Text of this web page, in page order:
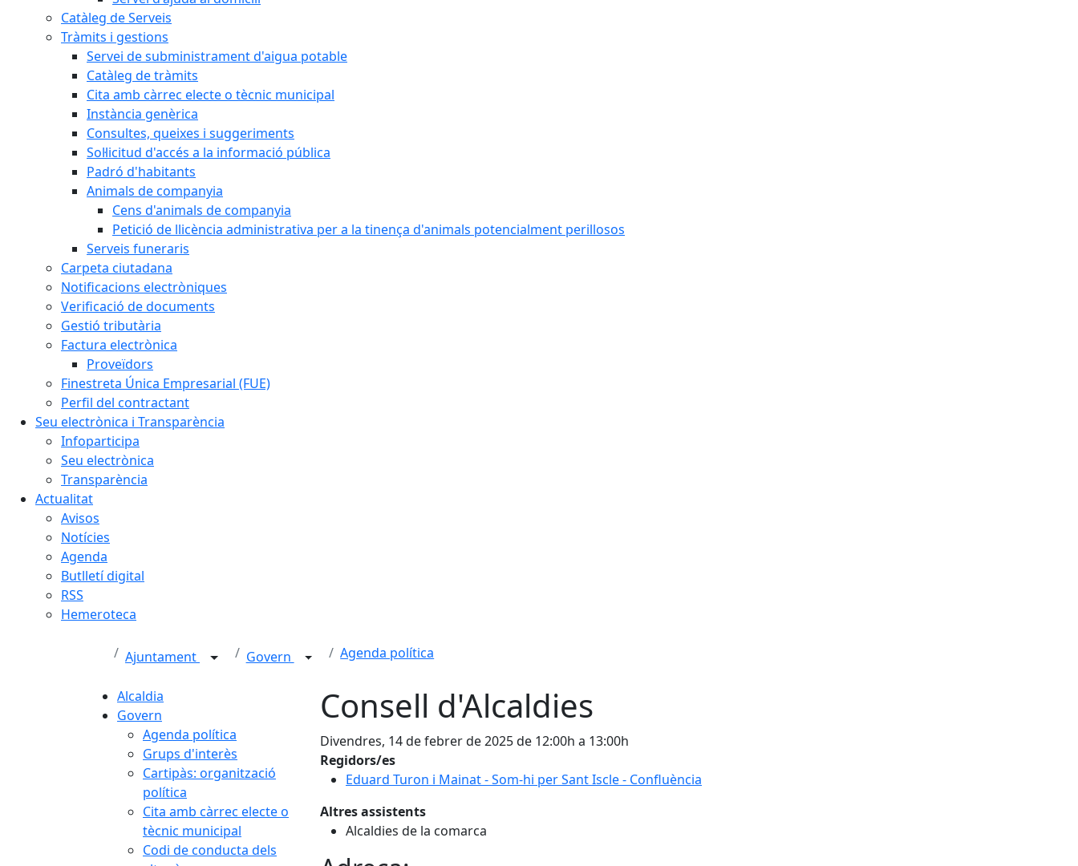
Catàleg de Serveis
Tràmits i gestions
Servei de subministrament d'aigua potable
Catàleg de tràmits
Cita amb càrrec electe o tècnic municipal
Instància genèrica
Consultes, queixes i suggeriments
Sol·licitud d'accés a la informació pública
Padró d'habitants
Animals de companyia
Cens d'animals de companyia
Petició de llicència administrativa per a la tinença d'animals potencialment perillosos
Serveis funeraris
Carpeta ciutadana
Notificacions electròniques
Verificació de documents
Gestió tributària
Factura electrònica
Proveïdors
Finestreta Única Empresarial (FUE)
Perfil del contractant
Seu electrònica i Transparència
Infoparticipa
Seu electrònica
Transparència
Actualitat
Avisos
Notícies
Agenda
Butlletí digital
RSS
Hemeroteca
Ajuntament Govern Agenda política
Alcaldia
Govern
Agenda política
Grups d'interès
Cartipàs: organització
política
Cita amb càrrec electe o
tècnic municipal
Codi de conducta dels
Consell d'Alcaldies
Divendres, 14 de febrer de 2025 de 12:00h a 13:00h
Regidors/es
Eduard Turon i Mainat - Som-hi per Sant Iscle - Confluència
Altres assistents
Alcaldies de la comarca